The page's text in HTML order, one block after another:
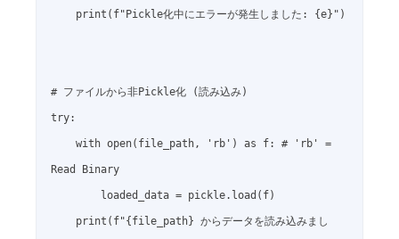
# ファイルから非Pickle化 (読み込み)
try:
Read Binary